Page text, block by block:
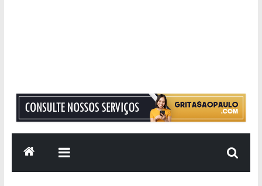
Grita
São
Paulo